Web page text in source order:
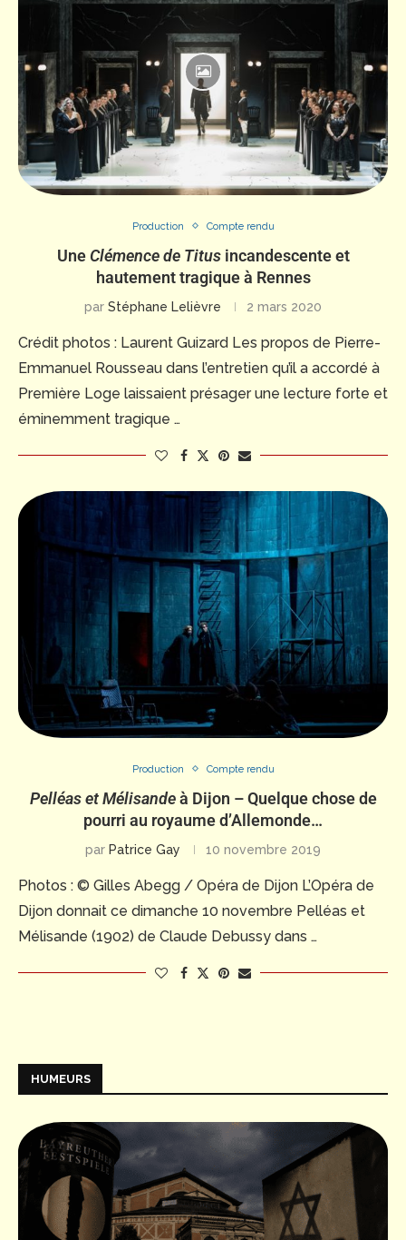
Production Compte rendu
UneClémence de Titusincandescente et
hautement tragique à Rennes
par Stéphane Lelièvre 2 mars 2020
Crédit photos : Laurent Guizard Les propos de Pierre-
Emmanuel Rousseau dans l’entretien qu’il a accordé à
Première Loge laissaient présager une lecture forte et
éminemment tragique …
Production Compte rendu
Pelléas et Mélisandeà Dijon – Quelque chose de
pourri au royaume d’Allemonde…
par Patrice Gay 10 novembre 2019
Photos : © Gilles Abegg / Opéra de Dijon L’Opéra de
Dijon donnait ce dimanche 10 novembre Pelléas et
Mélisande (1902) de Claude Debussy dans …
HUMEURS